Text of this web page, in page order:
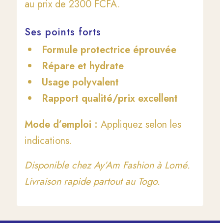
au prix de 2300 FCFA.
Ses points forts
Formule protectrice éprouvée
Répare et hydrate
Usage polyvalent
Rapport qualité/prix excellent
Mode d’emploi : Appliquez selon les
indications.
Disponible chez Ay’Am Fashion à Lomé.
Livraison rapide partout au Togo.